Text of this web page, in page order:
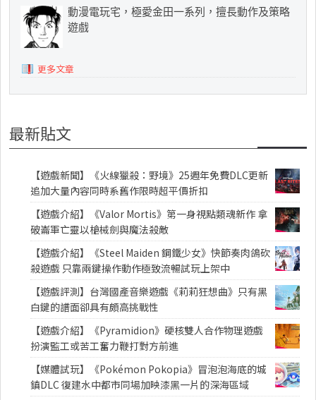
動漫電玩宅，極愛金田一系列，擅長動作及策略
遊戲
更多文章
最新貼文
【遊戲新聞】《火線獵殺：野境》25週年免費DLC更新
追加大量內容同時系舊作限時超平價折扣
【遊戲介紹】《Valor Mortis》第一身視點類魂新作 拿
破崙軍亡靈以槍械劍與魔法殺敵
【遊戲介紹】《Steel Maiden 鋼鐵少女》快節奏肉鴿砍
殺遊戲 只靠兩鍵操作動作極致流暢試玩上架中
【遊戲評測】台灣國產音樂遊戲《莉莉狂想曲》只有黑
白鍵的譜面卻具有頗高挑戰性
【遊戲介紹】《Pyramidion》硬核雙人合作物理遊戲
扮演監工或苦工奮力鞭打對方前進
【媒體試玩】《Pokémon Pokopia》冒泡泡海底的城
鎮DLC 復建水中都市同場加映漆黑一片的深海區域